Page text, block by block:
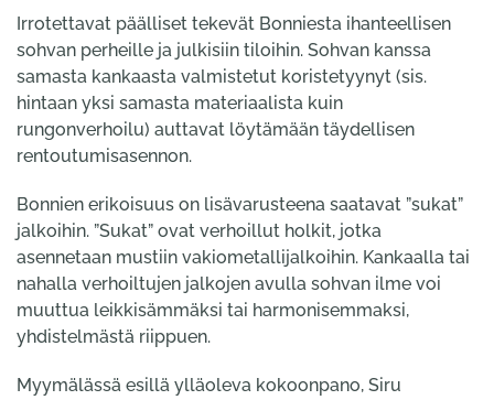
Irrotettavat päälliset tekevät Bonniesta ihanteellisen
sohvan perheille ja julkisiin tiloihin. Sohvan kanssa
samasta kankaasta valmistetut koristetyynyt (sis.
hintaan yksi samasta materiaalista kuin
rungonverhoilu) auttavat löytämään täydellisen
rentoutumisasennon.
Bonnien erikoisuus on lisävarusteena saatavat ”sukat”
jalkoihin. ”Sukat” ovat verhoillut holkit, jotka
asennetaan mustiin vakiometallijalkoihin. Kankaalla tai
nahalla verhoiltujen jalkojen avulla sohvan ilme voi
muuttua leikkisämmäksi tai harmonisemmaksi,
yhdistelmästä riippuen.
Myymälässä esillä ylläoleva kokoonpano, Siru